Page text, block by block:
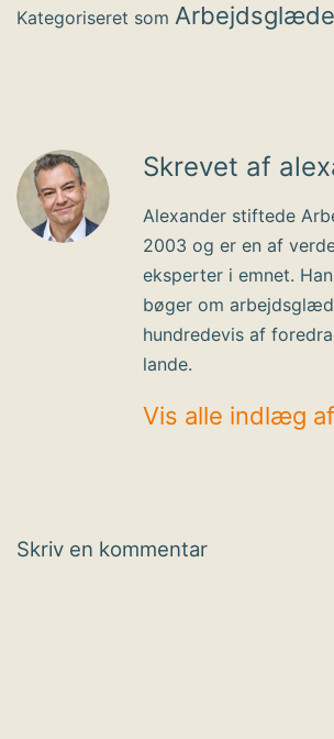
Kategoriseret som Arbejdsglæde
Skrevet af
Alexander stiftede
2003 og er en af
eksperter i emnet.
bøger om
hundredevis af
lande.
Vis alle indlæg
Skriv en kommentar